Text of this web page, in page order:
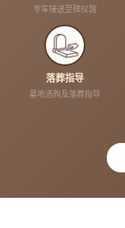
专车接送至殡仪馆
落葬指导
墓地选购及落葬指导